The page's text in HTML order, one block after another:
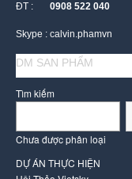
ĐT : 0908 522 040
Skype : calvin.phamvn
DM SAN PHẨM
Tìm kiếm
Chưa được phân loại
DỰ ÁN THỰC HIỆN